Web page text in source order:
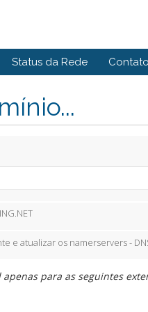
Status da Rede Contato
e atualizar os namerservers -
para as seguintes